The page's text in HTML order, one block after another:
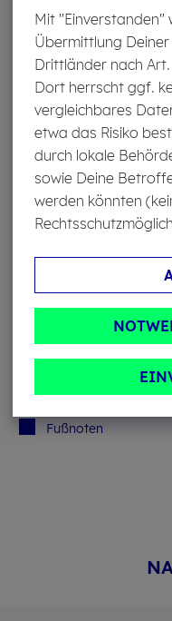
Mit "Einverstanden"
Übermittlung
Drittländer nach Art.
Dort herrscht ggf.
vergleichbares
etwa das Risiko
durch lokale
sowie Deine
werden könnten
Down­loads
Eltern Taxi
PDF | 171,2 KB
Helfen Sie anderen und
Fuß­no­ten